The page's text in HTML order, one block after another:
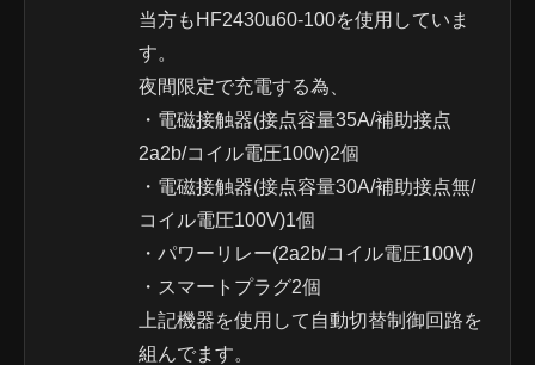
当方もHF2430u60-100を使用していま
す。
夜間限定で充電する為、
・電磁接触器(接点容量35A/補助接点
2a2b/コイル電圧100v)2個
・電磁接触器(接点容量30A/補助接点無/
コイル電圧100V)1個
・パワーリレー(2a2b/コイル電圧100V)
・スマートプラグ2個
上記機器を使用して自動切替制御回路を
組んでます。